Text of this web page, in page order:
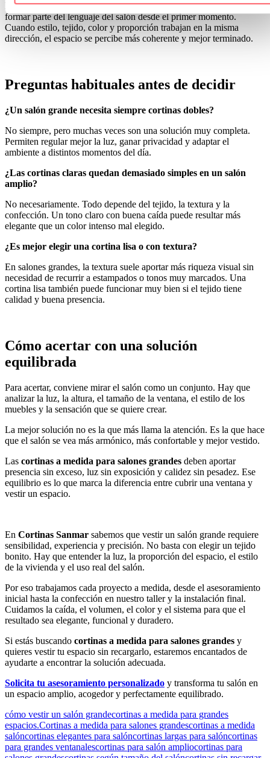
La clave está en que la cortina no parezca añadida al final. Debe
formar parte del lenguaje del salón desde el primer momento.
Cuando estilo, tejido, color y proporción trabajan en la misma
dirección, el espacio se percibe más coherente y mejor terminado.
Preguntas habituales antes de decidir
¿Un salón grande necesita siempre cortinas dobles?
No siempre, pero muchas veces son una solución muy completa.
Permiten regular mejor la luz, ganar privacidad y adaptar el
ambiente a distintos momentos del día.
¿Las cortinas claras quedan demasiado simples en un salón
amplio?
No necesariamente. Todo depende del tejido, la textura y la
confección. Un tono claro con buena caída puede resultar más
elegante que un color intenso mal elegido.
¿Es mejor elegir una cortina lisa o con textura?
En salones grandes, la textura suele aportar más riqueza visual sin
necesidad de recurrir a estampados o tonos muy marcados. Una
cortina lisa también puede funcionar muy bien si el tejido tiene
calidad y buena presencia.
Cómo acertar con una solución
equilibrada
Para acertar, conviene mirar el salón como un conjunto. Hay que
analizar la luz, la altura, el tamaño de la ventana, el estilo de los
muebles y la sensación que se quiere crear.
La mejor solución no es la que más llama la atención. Es la que hace
que el salón se vea más armónico, más confortable y mejor vestido.
Las cortinas a medida para salones grandes deben aportar
presencia sin exceso, luz sin exposición y calidez sin pesadez. Ese
equilibrio es lo que marca la diferencia entre cubrir una ventana y
vestir un espacio.
En Cortinas Sanmar sabemos que vestir un salón grande requiere
sensibilidad, experiencia y precisión. No basta con elegir un tejido
bonito. Hay que entender la luz, la proporción del espacio, el estilo
de la vivienda y el uso real del salón.
Por eso trabajamos cada proyecto a medida, desde el asesoramiento
inicial hasta la confección en nuestro taller y la instalación final.
Cuidamos la caída, el volumen, el color y el sistema para que el
resultado sea elegante, funcional y duradero.
Si estás buscando cortinas a medida para salones grandes y
quieres vestir tu espacio sin recargarlo, estaremos encantados de
ayudarte a encontrar la solución adecuada.
Solicita tu asesoramiento personalizado y transforma tu salón en
un espacio amplio, acogedor y perfectamente equilibrado.
cómo vestir un salón grandecortinas a medida para grandes
espacios.Cortinas a medida para salones grandescortinas a medida
salóncortinas elegantes para salóncortinas largas para salóncortinas
para grandes ventanalescortinas para salón ampliocortinas para